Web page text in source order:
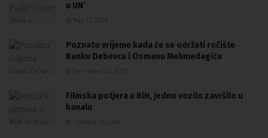
u UN’
Poznato vrijeme kada će se održati ročište
Ranku Debevcu i Osmanu Mehmedagiću
Filmska potjera u BiH, jedno vozilo završilo u
kanalu